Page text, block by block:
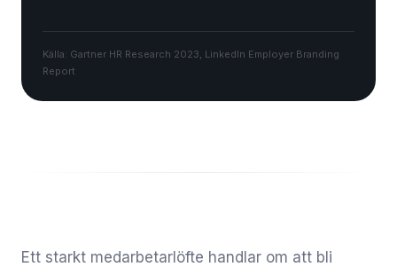
Källa: Gartner HR Research 2023, LinkedIn Employer Branding
Report
Ett starkt medarbetarlöfte handlar om att bli